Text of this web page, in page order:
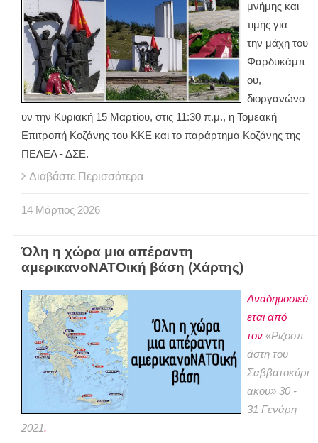
μνήμης και
τιμής για
την μάχη του
Φαρδυκάμπ
ου,
διοργανώνο
υν την Κυριακή 15 Μαρτίου, στις 11:30 π.μ., η Τομεακή
Επιτροπή Κοζάνης του ΚΚΕ και το παράρτημα Κοζάνης της
ΠΕΑΕΑ - ΔΣΕ.
Διαβάστε Περισσότερα
14 Μάρτιος 2026
Όλη η χώρα μια απέραντη
αμερικανοΝΑΤΟική βάση (Χάρτης)
Αναδημοσιεύ
εται από
τον «Ριζοσπ
άστη του
Σαββατοκύρι
ακου» 30 -
31 Γενάρη
2021.